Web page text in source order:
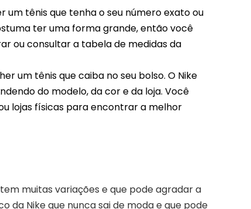
um tênis que tenha o seu número exato ou
ter uma forma grande, então você
ou consultar a tabela de medidas da
um tênis que caiba no seu bolso. O Nike
do modelo, da cor e da loja. Você
lojas físicas para encontrar a melhor
muitas variações e que pode agradar a
da Nike que nunca sai de moda e que pode